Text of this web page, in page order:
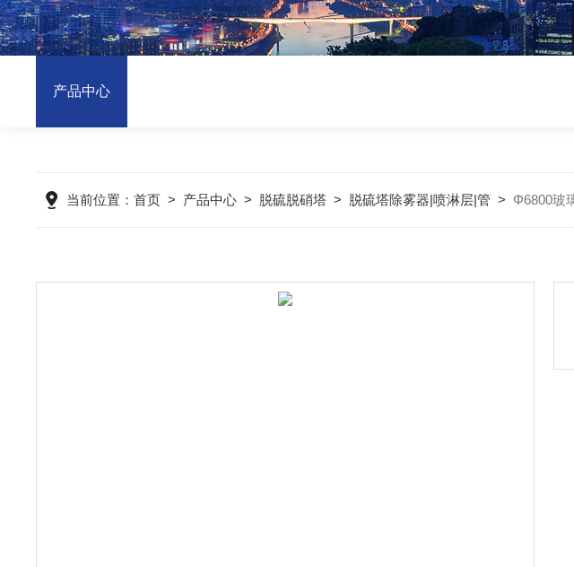
产品中心
当前位置：首页 > 产品中心 > 脱硫脱硝塔 > 脱硫塔除雾器|喷淋层|管 > Φ6800玻